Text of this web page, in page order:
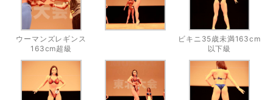
ウーマンズレギンス
163cm超級
ビキニ35歳未満163cm
以下級